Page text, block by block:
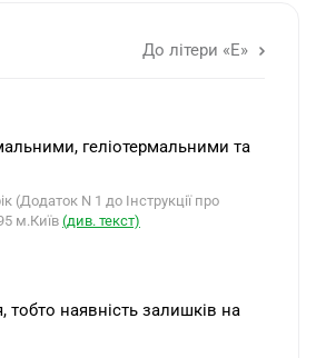
До літери «Е»
геліотермальними та
N 1 до Інструкції про
м.Київ (див. текст)
тобто наявність залишків на